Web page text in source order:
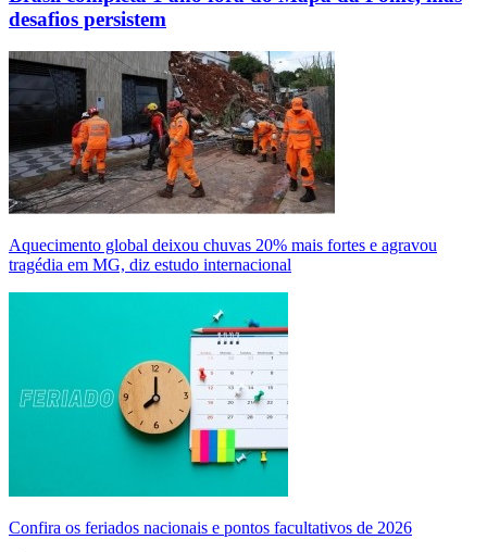
desafios persistem
Aquecimento global deixou chuvas 20% mais fortes e agravou
tragédia em MG, diz estudo internacional
Confira os feriados nacionais e pontos facultativos de 2026